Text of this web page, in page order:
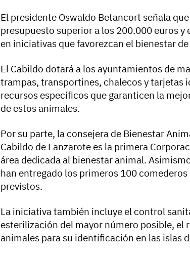
El presidente Oswaldo Betancort señala
presupuesto superior a los 200.000 euros
en iniciativas que favorezcan el bienestar
El Cabildo dotará a los ayuntamientos de
trampas, transportines, chalecos y tarjetas
recursos específicos que garanticen la
de estos animales.
Por su parte, la consejera de Bienestar
Cabildo de Lanzarote es la primera
área dedicada al bienestar animal.
han entregado los primeros 100
previstos.
La iniciativa también incluye el control
esterilización del mayor número posible, el
animales para su identificación en las islas